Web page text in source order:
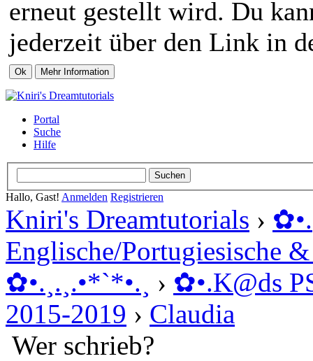
erneut gestellt wird. Du
jederzeit über den Link in
Portal
Suche
Hilfe
Hallo, Gast! Anmelden Registrieren
Kniri's Dreamtutorials › ✿
Englische/Portugiesische
✿ •.¸.¸.•*`*•.¸
› ✿ •.K@ds
2015-2019 › Claudia
Wer schrieb?